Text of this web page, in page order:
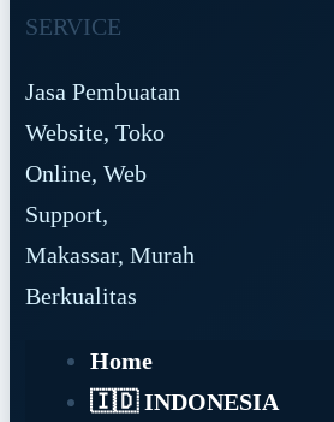
SERVICE
Jasa Pembuatan
Website, Toko
Online, Web
Support,
Makassar, Murah
Berkualitas
Home
🇮🇩 INDONESIA